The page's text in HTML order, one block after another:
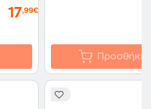
17,99€
Προσθήκη